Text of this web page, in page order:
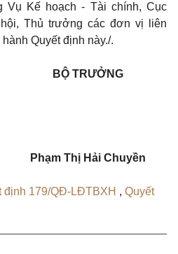
Vụ Kế hoạch - Tài chính, Cục
Thủ trưởng các đơn vị liên
Quyết định này./.
BỘ TRƯỞNG
Phạm Thị Hải Chuyền
định 179/QĐ-LĐTBXH , Quyết